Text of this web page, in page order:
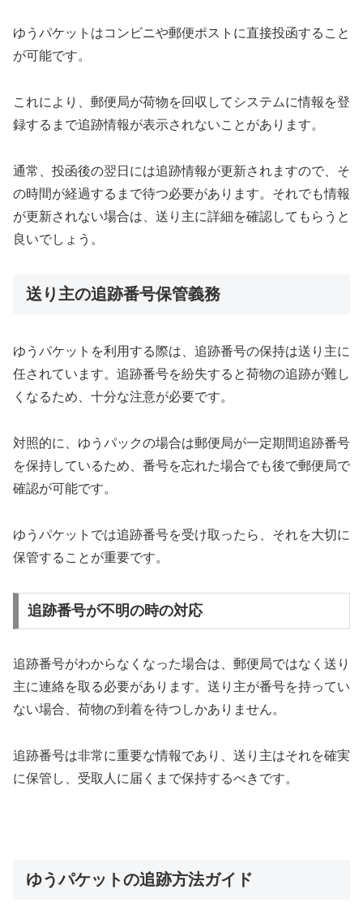
ゆうパケットはコンビニや郵便ポストに直接投函すること
が可能です。
これにより、郵便局が荷物を回収してシステムに情報を登
録するまで追跡情報が表示されないことがあります。
通常、投函後の翌日には追跡情報が更新されますので、そ
の時間が経過するまで待つ必要があります。それでも情報
が更新されない場合は、送り主に詳細を確認してもらうと
良いでしょう。
送り主の追跡番号保管義務
ゆうパケットを利用する際は、追跡番号の保持は送り主に
任されています。追跡番号を紛失すると荷物の追跡が難し
くなるため、十分な注意が必要です。
対照的に、ゆうパックの場合は郵便局が一定期間追跡番号
を保持しているため、番号を忘れた場合でも後で郵便局で
確認が可能です。
ゆうパケットでは追跡番号を受け取ったら、それを大切に
保管することが重要です。
追跡番号が不明の時の対応
追跡番号がわからなくなった場合は、郵便局ではなく送り
主に連絡を取る必要があります。送り主が番号を持ってい
ない場合、荷物の到着を待つしかありません。
追跡番号は非常に重要な情報であり、送り主はそれを確実
に保管し、受取人に届くまで保持するべきです。
ゆうパケットの追跡方法ガイド